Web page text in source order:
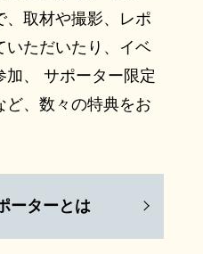
、取材や撮影、レポ
いただいたり、イベ
加、 サポーター限定
ど、数々の特典をお
ーターとは